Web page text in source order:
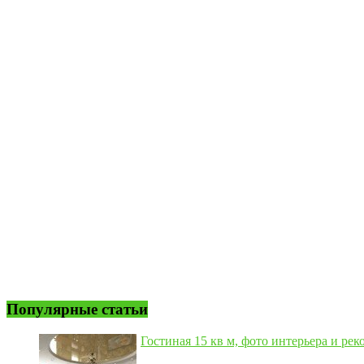
Популярные статьи
Гостиная 15 кв м, фото интерьера и